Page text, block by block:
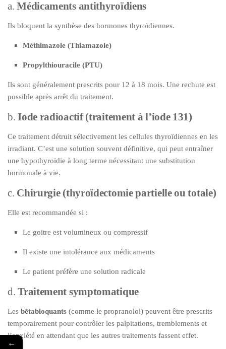
a.Médicaments antithyroïdiens
Ils bloquent la synthèse des hormones thyroïdiennes.
Méthimazole (Thiamazole)
Propylthiouracile (PTU)
Ils sont généralement prescrits pour 12 à 18 mois. Une rechute est
possible après arrêt du traitement.
b.Iode radioactif (traitement à l’iode 131)
Ce traitement détruit sélectivement les cellules thyroïdiennes en les
irradiant. C’est une solution souvent définitive, qui peut entraîner
une hypothyroïdie à long terme nécessitant une substitution
hormonale à vie.
c. Chirurgie (thyroïdectomie partielle ou totale)
Elle est recommandée si :
Le goitre est volumineux ou compressif
Il existe une intolérance aux médicaments
Le patient préfère une solution radicale
d.Traitement symptomatique
Les bêtabloquants (comme le propranolol) peuvent être prescrits
temporairement pour contrôler les palpitations, tremblements et
l’anxiété en attendant que les autres traitements fassent effet.
←